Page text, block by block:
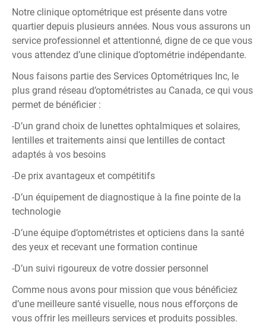
Notre clinique optométrique est présente dans votre
quartier depuis plusieurs années. Nous vous assurons un
service professionnel et attentionné, digne de ce que vous
vous attendez d’une clinique d’optométrie indépendante.
Nous faisons partie des Services Optométriques Inc, le
plus grand réseau d’optométristes au Canada, ce qui vous
permet de bénéficier :
-D’un grand choix de lunettes ophtalmiques et solaires,
lentilles et traitements ainsi que lentilles de contact
adaptés à vos besoins
-De prix avantageux et compétitifs
-D’un équipement de diagnostique à la fine pointe de la
technologie
-D’une équipe d’optométristes et opticiens dans la santé
des yeux et recevant une formation continue
-D’un suivi rigoureux de votre dossier personnel
Comme nous avons pour mission que vous bénéficiez
d’une meilleure santé visuelle, nous nous efforçons de
vous offrir les meilleurs services et produits possibles.